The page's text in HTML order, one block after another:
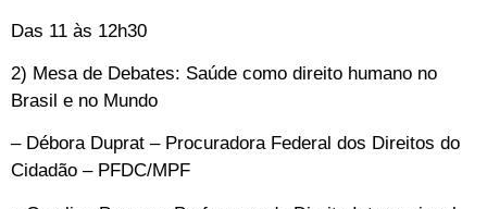
Das 11 às 12h30
2) Mesa de Debates: Saúde como direito humano no
Brasil e no Mundo
– Débora Duprat – Procuradora Federal dos Direitos do
Cidadão – PFDC/MPF